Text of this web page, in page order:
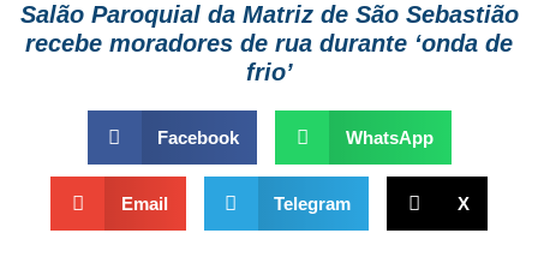
Salão Paroquial da Matriz de São Sebastião
recebe moradores de rua durante ‘onda de
frio’
Facebook WhatsApp
Email Telegram X